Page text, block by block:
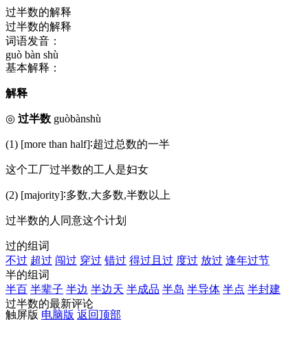
过半数的解释
过半数的解释
词语发音：
guò bàn shù
基本解释：
解释
◎ 过半数 guòbànshù
(1) [more than half]∶超过总数的一半
这个工厂过半数的工人是妇女
(2) [majority]∶多数,大多数,半数以上
过半数的人同意这个计划
过的组词
不过 超过 闯过 穿过 错过 得过且过 度过 放过 逢年过节
半的组词
半百 半辈子 半边 半边天 半成品 半岛 半导体 半点 半封建
过半数的最新评论
触屏版 电脑版 返回顶部